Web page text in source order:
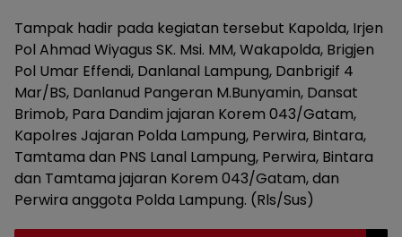
Tampak hadir pada kegiatan tersebut Kapolda, Irjen
Pol Ahmad Wiyagus SK. Msi. MM, Wakapolda, Brigjen
Pol Umar Effendi, Danlanal Lampung, Danbrigif 4
Mar/BS, Danlanud Pangeran M.Bunyamin, Dansat
Brimob, Para Dandim jajaran Korem 043/Gatam,
Kapolres Jajaran Polda Lampung, Perwira, Bintara,
Tamtama dan PNS Lanal Lampung, Perwira, Bintara
dan Tamtama jajaran Korem 043/Gatam, dan
Perwira anggota Polda Lampung. (Rls/Sus)